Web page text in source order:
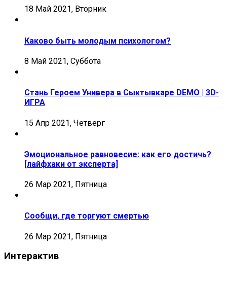
18 Май 2021, Вторник
Каково быть молодым психологом?
8 Май 2021, Суббота
Стань Героем Универа в Сыктывкаре DEMO | 3D-
ИГРА
15 Апр 2021, Четверг
Эмоциональное равновесие: как его достичь?
[лайфхаки от эксперта]
26 Мар 2021, Пятница
Сообщи, где торгуют смертью
26 Мар 2021, Пятница
Интерактив